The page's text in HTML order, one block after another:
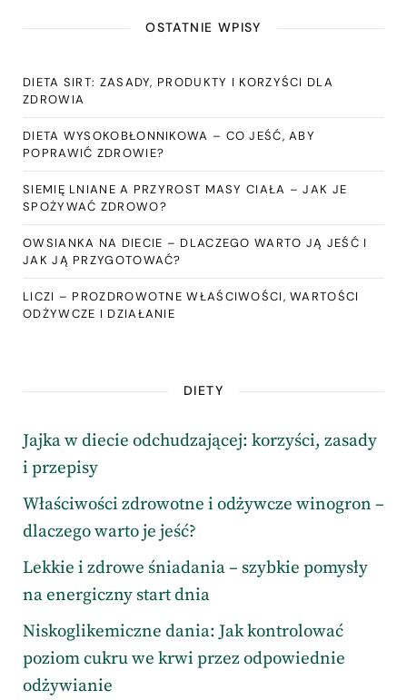
OSTATNIE WPISY
DIETA SIRT: ZASADY, PRODUKTY I KORZYŚCI DLA
ZDROWIA
DIETA WYSOKOBŁONNIKOWA – CO JEŚĆ, ABY
POPRAWIĆ ZDROWIE?
SIEMIĘ LNIANE A PRZYROST MASY CIAŁA – JAK JE
SPOŻYWAĆ ZDROWO?
OWSIANKA NA DIECIE – DLACZEGO WARTO JĄ JEŚĆ I
JAK JĄ PRZYGOTOWAĆ?
LICZI – PROZDROWOTNE WŁAŚCIWOŚCI, WARTOŚCI
ODŻYWCZE I DZIAŁANIE
DIETY
Jajka w diecie odchudzającej: korzyści, zasady
i przepisy
Właściwości zdrowotne i odżywcze winogron –
dlaczego warto je jeść?
Lekkie i zdrowe śniadania – szybkie pomysły
na energiczny start dnia
Niskoglikemiczne dania: Jak kontrolować
poziom cukru we krwi przez odpowiednie
odżywianie